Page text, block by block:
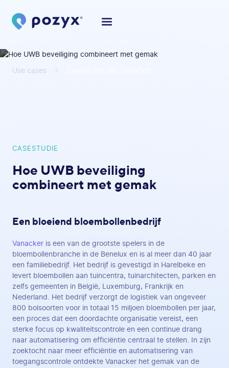
Use cases
CASESTUDIE
Hoe UWB beveiliging
combineert met gemak
Een bloeiend bloembollenbedrijf
Vanacker is een van de grootste spelers in de
bloembollenbranche in de Benelux en is al meer dan 40 jaar
een familiebedrijf. Het bedrijf is gevestigd in Harelbeke en
levert bloembollen aan tuincentra, tuinarchitecten, parken en
zelfs gemeenten in België, Luxemburg, Frankrijk en
Nederland. Het bedrijf verzorgt de logistiek van ongeveer
800 bolsoorten voor in totaal 15 miljoen bloembollen per jaar,
een proces dat een doordachte organisatie vereist, een
sterke focus op kwaliteitscontrole en een continue drang
naar automatisering om efficiëntie centraal te stellen. In zijn
zoektocht naar meer efficiëntie en automatisering van
toegangscontrole ontdekte Vanacker het gemak van de